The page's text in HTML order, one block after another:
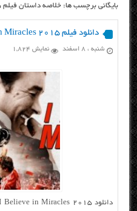
بایگانی برچسب ها: خلاصه داستان فیلم I Believe in Miracles 2015
دانلود فیلم I Believe in Miracles 2015
شنبه ، ۸ اسفند نمایش 1,824